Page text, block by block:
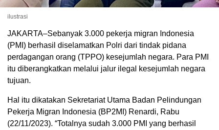
ilustrasi
JAKARTA–Sebanyak 3.000 pekerja migran Indonesia
(PMI) berhasil diselamatkan Polri dari tindak pidana
perdagangan orang (TPPO) kesejumlah negara. Para PMI
itu diberangkatkan melalui jalur ilegal kesejumlah negara
tujuan.
Hal itu dikatakan Sekretariat Utama Badan Pelindungan
Pekerja Migran Indonesia (BP2MI) Renardi, Rabu
(22/11/2023). “Totalnya sudah 3.000 PMI yang berhasil